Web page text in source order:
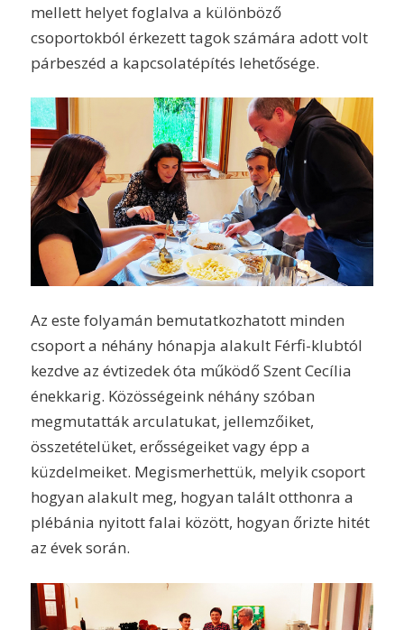
mellett helyet foglalva a különböző
csoportokból érkezett tagok számára adott volt
párbeszéd a kapcsolatépítés lehetősége.
Az este folyamán bemutatkozhatott minden
csoport a néhány hónapja alakult Férfi-klubtól
kezdve az évtizedek óta működő Szent Cecília
énekkarig. Közösségeink néhány szóban
megmutatták arculatukat, jellemzőiket,
összetételüket, erősségeiket vagy épp a
küzdelmeiket. Megismerhettük, melyik csoport
hogyan alakult meg, hogyan talált otthonra a
plébánia nyitott falai között, hogyan őrizte hitét
az évek során.